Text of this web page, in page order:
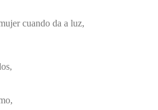
cuando da a luz,